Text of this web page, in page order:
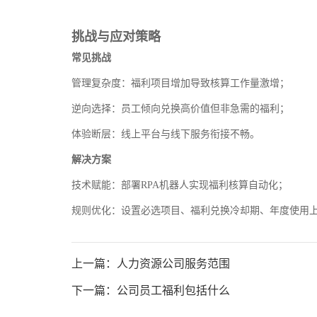
挑战与应对策略
常见挑战
管理复杂度：福利项目增加导致核算工作量激增；
逆向选择：员工倾向兑换高价值但非急需的福利；
体验断层：线上平台与线下服务衔接不畅。
解决方案
技术赋能：部署RPA机器人实现福利核算自动化；
规则优化：设置必选项目、福利兑换冷却期、年度使用
上一篇：人力资源公司服务范围
下一篇：公司员工福利包括什么